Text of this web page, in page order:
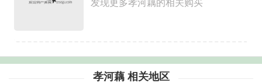
发现更多孝河藕的相关购买
孝河藕 相关地区